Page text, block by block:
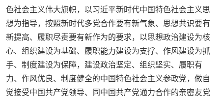
色社会主义伟大旗帜，以习近平新时代中国特色社会主义思
想为指导，按照新时代多党合作要有新气象、思想共识要有
新提高、履职尽责要有新作为的要求，以思想政治建设为核
心、组织建设为基础、履职能力建设为支撑、作风建设为抓
手、制度建设为保障，建设政治坚定、组织坚实、履职有
力、作风优良、制度健全的中国特色社会主义参政党，做自
觉接受中国共产党领导、同中国共产党通力合作的亲密友党